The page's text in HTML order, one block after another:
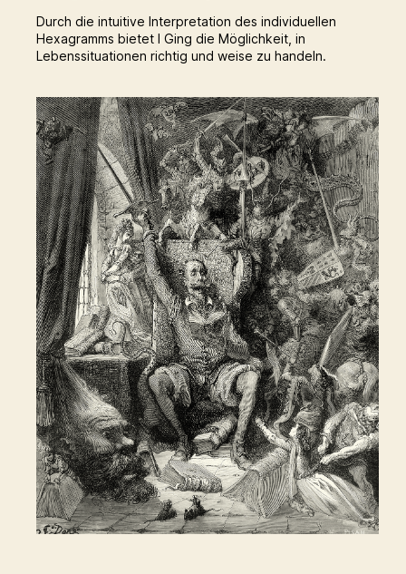
Durch die intuitive Interpretation des individuellen
Hexagramms bietet I Ging die Möglichkeit, in
Lebenssituationen richtig und weise zu handeln.